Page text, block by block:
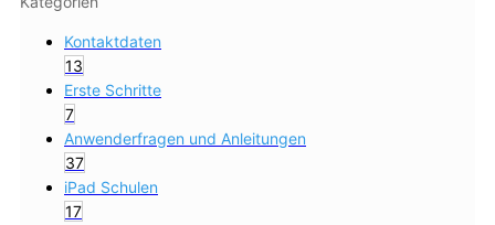
Kontaktdaten
13
Erste Schritte
7
Anwenderfragen und Anleitungen
37
iPad Schulen
17